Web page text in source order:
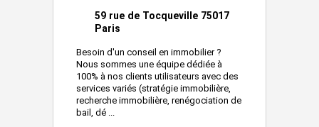
59 rue de Tocqueville 75017
Paris
Besoin d'un conseil en immobilier ?
Nous sommes une équipe dédiée à
100% à nos clients utilisateurs avec des
services variés (stratégie immobilière,
recherche immobilière, renégociation de
bail, dé ...